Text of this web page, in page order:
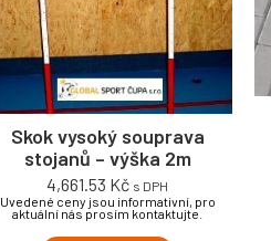
Skok vysoký souprava
stojanů – výška 2m
4,661.53 Kč s DPH
Uvedené ceny jsou informativní, pro
aktuální nás prosím kontaktujte.